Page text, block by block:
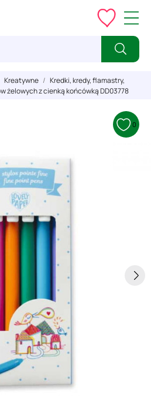
Kreatywne
Kredki, kredy, flamastry,
żelowych z cienką końcówką DD03778
0